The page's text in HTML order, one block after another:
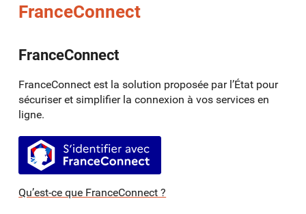
FranceConnect
FranceConnect
FranceConnect est la solution proposée par l’État pour
sécuriser et simplifier la connexion à vos services en
ligne.
S’identifier avec FranceConnect
Qu’est-ce que FranceConnect ?